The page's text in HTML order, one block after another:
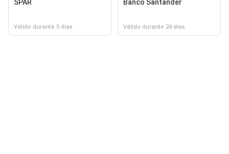
SPAR
Válido durante 5 días
Banco Santander
Válido durante 24 días